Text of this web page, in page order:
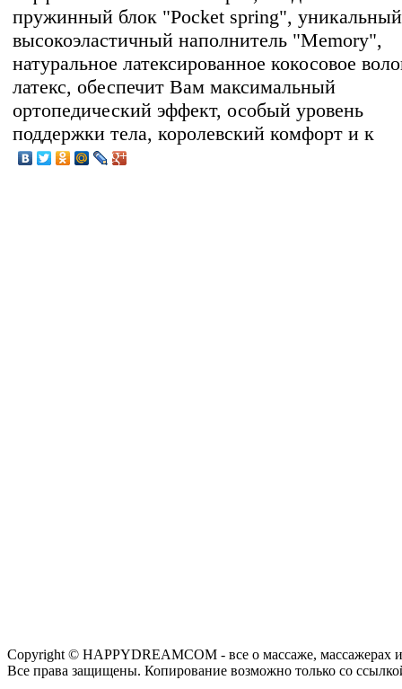
пружинный блок "Pocket spring", уникальный
высокоэластичный наполнитель "Memory",
натуральное латексированное кокосовое
латекс, обеспечит Вам максимальный
ортопедический эффект, особый уровень
поддержки тела, королевский комфорт и к
Copyright © HAPPYDREAMCOM - все о массаже, массажерах и
Все права защищены. Копирование возможно только со